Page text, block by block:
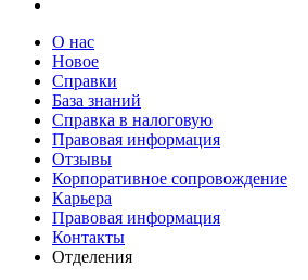
О нас
Новое
Справки
База знаний
Справка в налоговую
Правовая информация
Отзывы
Корпоративное сопровождение
Карьера
Правовая информация
Контакты
Отделения